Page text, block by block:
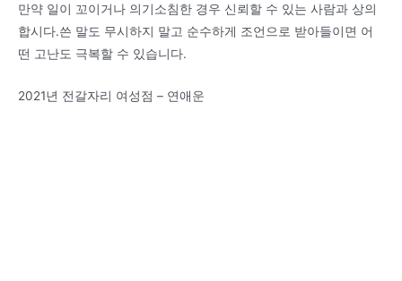
만약 일이 꼬이거나 의기소침한 경우 신뢰할 수 있는 사람과 상의
합시다.쓴 말도 무시하지 말고 순수하게 조언으로 받아들이면 어
떤 고난도 극복할 수 있습니다.
2021년 전갈자리 여성점 – 연애운